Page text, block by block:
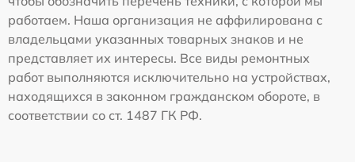
работаем. Наша организация не аффилирована с
владельцами указанных товарных знаков и не
представляет их интересы. Все виды ремонтных
работ выполняются исключительно на устройствах,
находящихся в законном гражданском обороте, в
соответствии со ст. 1487 ГК РФ.